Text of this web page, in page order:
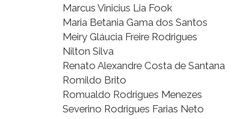
Marcus Vinicius Lia Fook
Maria Betania Gama dos Santos
Meiry Gláucia Freire Rodrigues
Nilton Silva
Renato Alexandre Costa de Santana
Romildo Brito
Romualdo Rodrigues Menezes
Severino Rodrigues Farias Neto